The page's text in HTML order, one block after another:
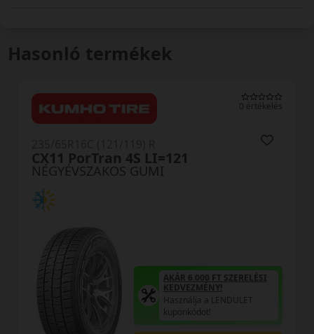
Hasonló termékek
0 értékelés
NÉGYÉVSZAKOS GUMI
CX11 PorTran 4S LI=121
AKÁR 6.000 FT SZERELÉSI
KEDVEZMÉNY!
Használja a LENDÜLET
kuponkódot!